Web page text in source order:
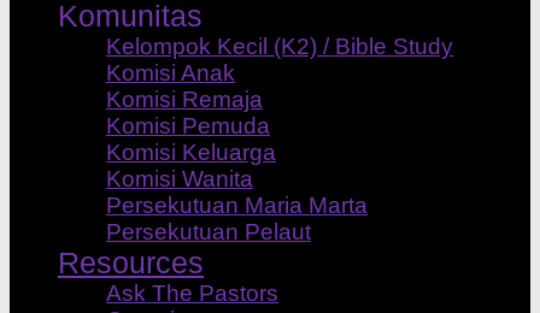
Komunitas
Kelompok Kecil (K2) / Bible Study
Komisi Anak
Komisi Remaja
Komisi Pemuda
Komisi Keluarga
Komisi Wanita
Persekutuan Maria Marta
Persekutuan Pelaut
Resources
Ask The Pastors